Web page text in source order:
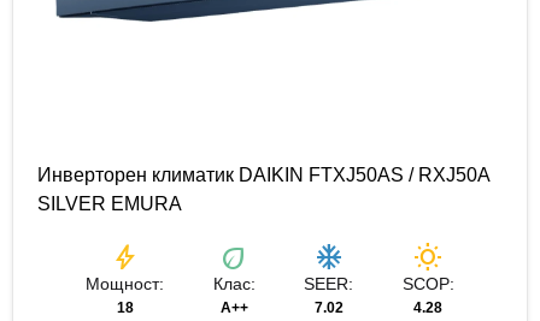
Инверторен климатик DAIKIN FTXJ50AS / RXJ50A
SILVER EMURA
bolt
Мощност:
18
eco
Клас:
A++
ac_unit
SEER:
7.02
wb_sunny
SCOP:
4.28